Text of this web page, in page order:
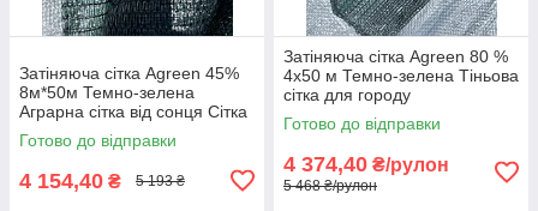
Затіняюча сітка Agreen 45%
8м*50м Темно-зелена
Аграрна сітка від сонця Сітка
затіняюча
Готово до відправки
4 154,40 ₴ 5 193 ₴
Затіняюча сітка Agreen 80 %
4х50 м Темно-зелена Тіньова
сітка для городу
Тіньовідштовхувальна сітка
для дачі
Готово до відправки
4 374,40 ₴/рулон
5 468 ₴/рулон